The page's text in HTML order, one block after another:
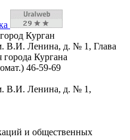
Курган
В.И. Ленина, д. № 1, Глава
Кургана
46-59-69
В.И. Ленина, д. № 1,
и общественных